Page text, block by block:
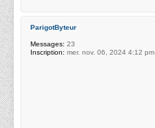
ParigotByteur
Messages: 23
Inscription: mer. nov. 06, 2024 4:12 pm